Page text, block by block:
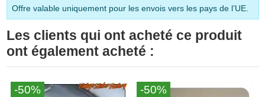
Offre valable uniquement pour les envois vers les pays de l’UE.
Les clients qui ont acheté ce produit
ont également acheté :
-50% -50%